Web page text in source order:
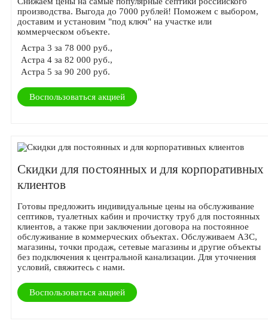
производства. Выгода до 7000 рублей! Поможем с выбором,
доставим и установим "под ключ" на участке или
коммерческом объекте.
Астра 3 за 78 000 руб.,
Астра 4 за 82 000 руб.,
Астра 5 за 90 200 руб.
Воспользоваться акцией
Скидки для постоянных и для корпоративных
клиентов
Готовы предложить индивидуальные цены на обслуживание
септиков, туалетных кабин и прочистку труб для постоянных
клиентов, а также при заключении договора на постоянное
обслуживание в коммерческих объектах. Обслуживаем АЗС,
магазины, точки продаж, сетевые магазины и другие объекты
без подключения к центральной канализации. Для уточнения
условий, свяжитесь с нами.
Воспользоваться акцией